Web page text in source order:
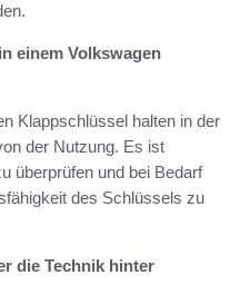
einem Volkswagen
Klappschlüssel halten in der
der Nutzung. Es ist
überprüfen und bei Bedarf
des Schlüssels zu
die Technik hinter